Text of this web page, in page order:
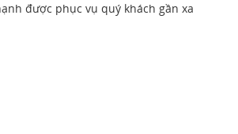
được phục vụ quý khách gần xa